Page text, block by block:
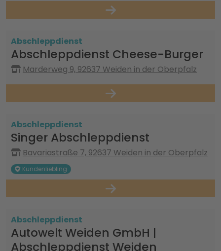
Abschleppdienst
Abschleppdienst Cheese-Burger
Marderweg 9, 92637 Weiden in der Oberpfalz
Abschleppdienst
Singer Abschleppdienst
Bavariastraße 7, 92637 Weiden in der Oberpfalz
Kundenliebling
Abschleppdienst
Autowelt Weiden GmbH |
Abschleppdienst Weiden